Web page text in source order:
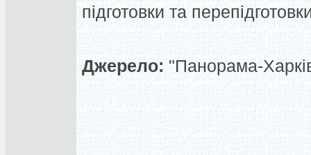
підготовки та
Джерело: "Панорама-